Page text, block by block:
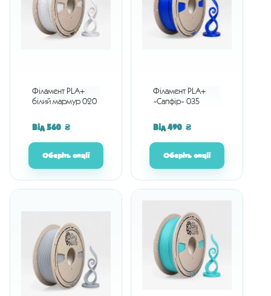
Філамент PLA+
білий мармур 020
Від560 ₴
Оберіть опції
Філамент PLA+
«Сапфір» 035
Від490 ₴
Оберіть опції